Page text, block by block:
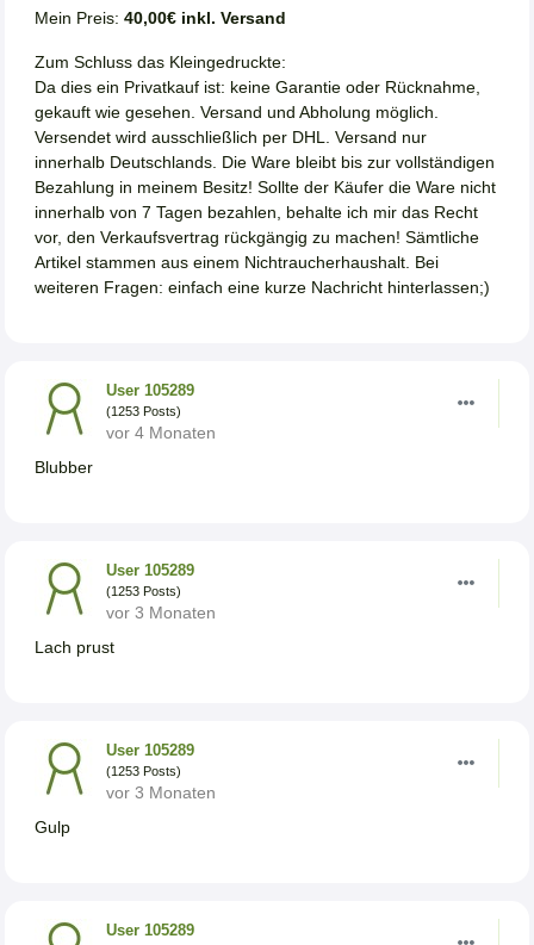
Mein Preis: 40,00€ inkl. Versand
Zum Schluss das Kleingedruckte:
Da dies ein Privatkauf ist: keine Garantie oder Rücknahme,
gekauft wie gesehen. Versand und Abholung möglich.
Versendet wird ausschließlich per DHL. Versand nur
innerhalb Deutschlands. Die Ware bleibt bis zur vollständigen
Bezahlung in meinem Besitz! Sollte der Käufer die Ware nicht
innerhalb von 7 Tagen bezahlen, behalte ich mir das Recht
vor, den Verkaufsvertrag rückgängig zu machen! Sämtliche
Artikel stammen aus einem Nichtraucherhaushalt. Bei
weiteren Fragen: einfach eine kurze Nachricht hinterlassen;)
User 105289
(1253 Posts)
vor 4 Monaten
Blubber
User 105289
(1253 Posts)
vor 3 Monaten
Lach prust
User 105289
(1253 Posts)
vor 3 Monaten
Gulp
User 105289